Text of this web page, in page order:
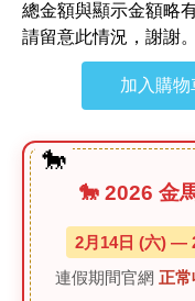
總金額與顯示金額略
請留意此情況，謝謝。
加入購物
🐎 2026 金
2月14日 (六) —
連假期間官網 正常